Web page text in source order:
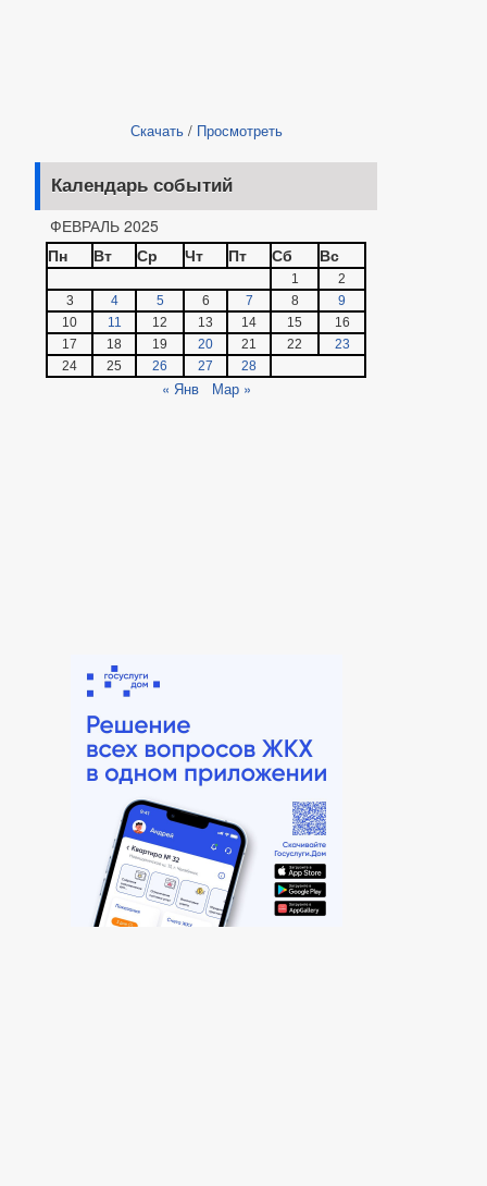
Скачать/ Просмотреть
Календарь событий
ФЕВРАЛЬ 2025
Пн
Вт Ср Чт Пт Сб Вс
1
2
3
4 5 6 7 8
9
10
11 12 13 14 15
16
17
18 19 20 21 22
23
24
25 26 27 28
« Янв Мар »